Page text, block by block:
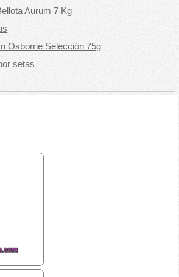
Aurum 7 Kg
Osborne Selección 75g
setas